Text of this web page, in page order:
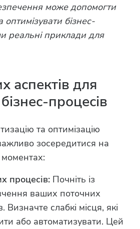
може допомогти
оптимізувати бізнес-
реальні приклади для
аспектів для
процесів
та оптимізацію
зосередитися на
процесів: Почніть із
ваших поточних
Визначте слабкі місця, які
або автоматизувати. Цей